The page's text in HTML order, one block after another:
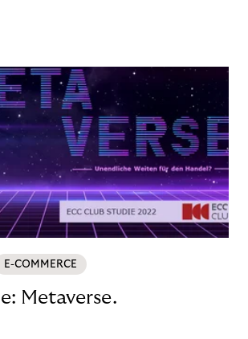
E-COMMERCE
Metaverse.